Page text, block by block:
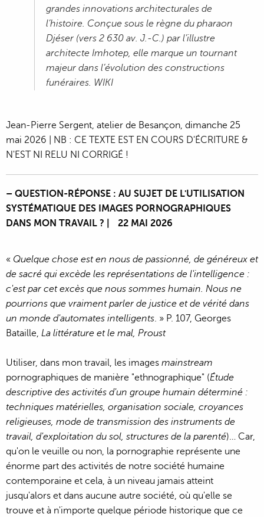
grandes innovations architecturales de
l’histoire. Conçue sous le règne du pharaon
Djéser (vers 2 630 av. J.-C.) par l’illustre
architecte Imhotep, elle marque un tournant
majeur dans l’évolution des constructions
funéraires. WIKI
Jean-Pierre Sergent, atelier de Besançon, dimanche 25
mai 2026 | NB : CE TEXTE EST EN COURS D'ÉCRITURE &
N'EST NI RELU NI CORRIGÉ !
– QUESTION-RÉPONSE : AU SUJET DE L'UTILISATION
SYSTÉMATIQUE DES IMAGES PORNOGRAPHIQUES
DANS MON TRAVAIL ? | 22 MAI 2026
« Quelque chose est en nous de passionné, de généreux et
de sacré qui excède les représentations de l'intelligence :
c'est par cet excès que nous sommes humain. Nous ne
pourrions que vraiment parler de justice et de vérité dans
un monde d'automates intelligents. » P. 107, Georges
Bataille, La littérature et le mal, Proust
Utiliser, dans mon travail, les images mainstream
pornographiques de manière "ethnographique" (Étude
descriptive des activités d'un groupe humain déterminé :
techniques matérielles, organisation sociale, croyances
religieuses, mode de transmission des instruments de
travail, d'exploitation du sol, structures de la parenté)… Car,
qu'on le veuille ou non, la pornographie représente une
énorme part des activités de notre société humaine
contemporaine et cela, à un niveau jamais atteint
jusqu'alors et dans aucune autre société, où qu'elle se
trouve et à n'importe quelque période historique que ce